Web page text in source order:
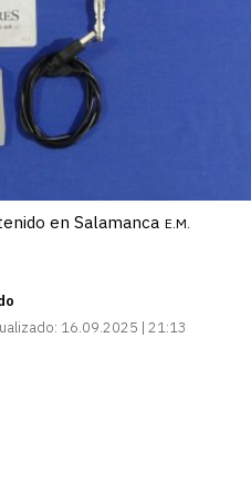
en Salamanca E.M.
16.09.2025 | 21:13